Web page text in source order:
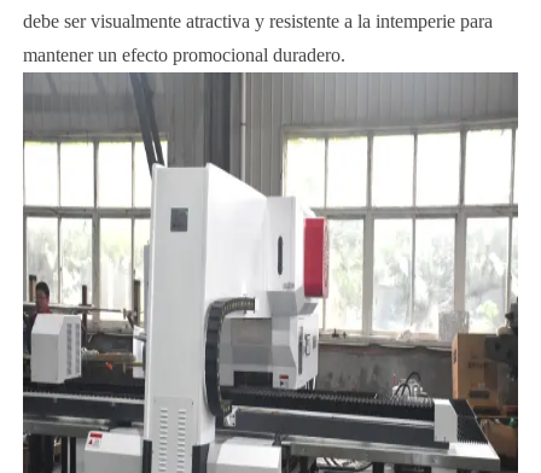
debe ser visualmente atractiva y resistente a la intemperie para
mantener un efecto promocional duradero.